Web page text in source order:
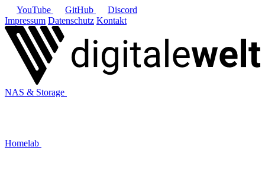
YouTube GitHub
Discord
Impressum Datenschutz Kontakt
NAS & Storage
Homelab